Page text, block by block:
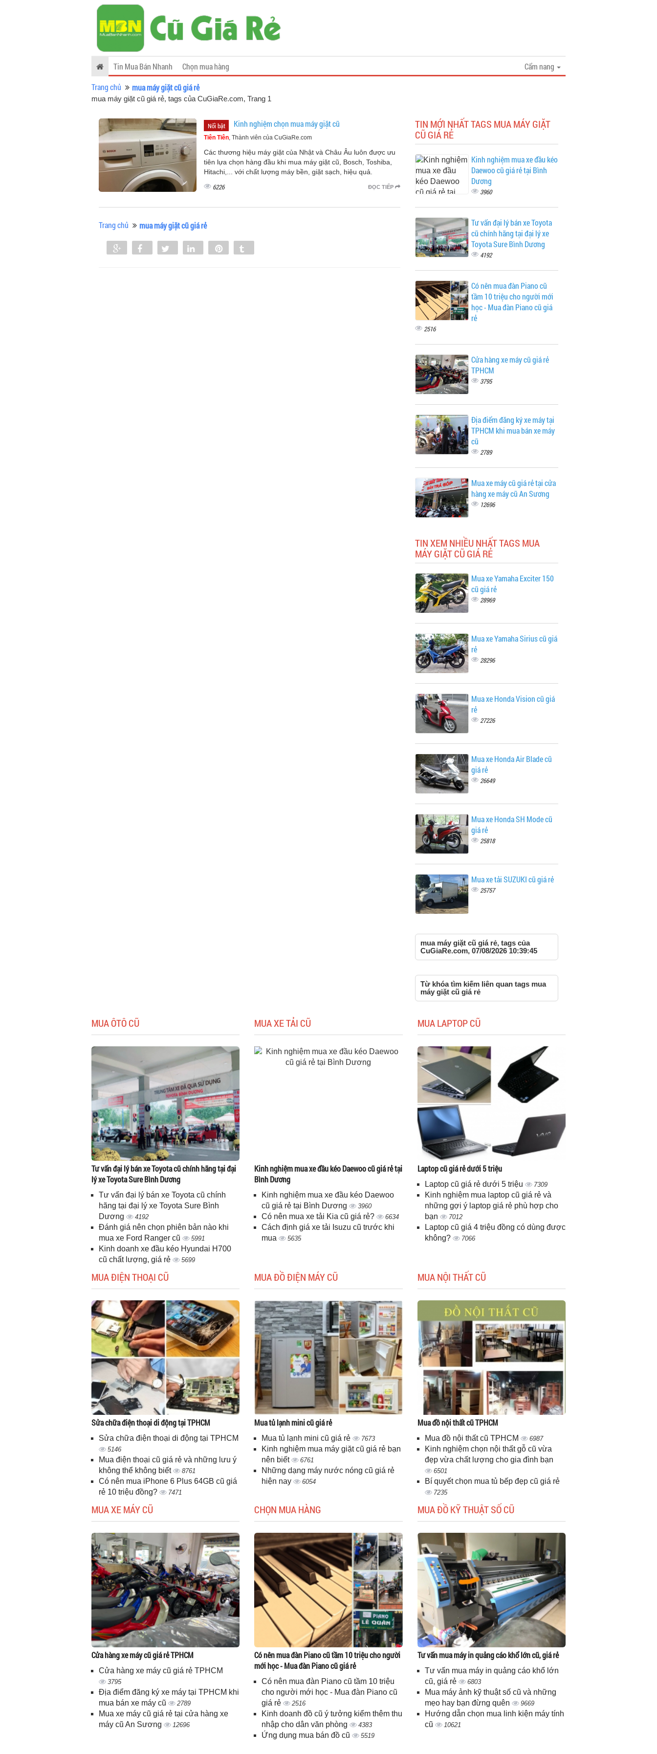
Cẩm nang
Tin Mua Bán Nhanh
Chọn mua hàng
Trang chủ
mua máy giặt cũ giá rẻ
mua máy giặt cũ giá rẻ, tags của CuGiaRe.com, Trang 1
Nổi bật Kinh nghiệm chọn mua máy giặt cũ
Tiên Tiên, Thành viên của CuGiaRe.com
Các thương hiệu máy giặt của Nhật và Châu Âu luôn được ưu
tiên lựa chọn hàng đầu khi mua máy giặt cũ, Bosch, Toshiba,
Hitachi,... với chất lượng máy bền, giặt sạch, hiệu quả.
ĐỌC TIẾP
6226
Trang chủ mua máy giặt cũ giá rẻ
Share Share Tweet Share
TIN MỚI NHẤT TAGS MUA MÁY GIẶT
CŨ GIÁ RẺ
Kinh nghiệm mua xe đầu kéo
Daewoo cũ giá rẻ tại Bình
Dương
3960
Tư vấn đại lý bán xe Toyota
cũ chính hãng tại đại lý xe
Toyota Sure Bình Dương
4192
Có nên mua đàn Piano cũ
tầm 10 triệu cho người mới
học - Mua đàn Piano cũ giá
rẻ
2516
Cửa hàng xe máy cũ giá rẻ
TPHCM
3795
Địa điểm đăng ký xe máy tại
TPHCM khi mua bán xe máy
cũ
2789
Mua xe máy cũ giá rẻ tại cửa
hàng xe máy cũ An Sương
12696
TIN XEM NHIỀU NHẤT TAGS MUA
MÁY GIẶT CŨ GIÁ RẺ
Mua xe Yamaha Exciter 150
cũ giá rẻ
28969
Mua xe Yamaha Sirius cũ giá
rẻ
28296
Mua xe Honda Vision cũ giá
rẻ
27226
Mua xe Honda Air Blade cũ
giá rẻ
26649
Mua xe Honda SH Mode cũ
giá rẻ
25818
Mua xe tải SUZUKI cũ giá rẻ
25757
mua máy giặt cũ giá rẻ, tags của
CuGiaRe.com, 07/08/2026 10:39:45
Từ khóa tìm kiếm liên quan tags mua
máy giặt cũ giá rẻ
MUA ÔTÔ CŨ
Tư vấn đại lý bán xe Toyota cũ chính hãng tại đại
lý xe Toyota Sure Bình Dương
Tư vấn đại lý bán xe Toyota cũ chính
hãng tại đại lý xe Toyota Sure Bình
Dương
4192
Đánh giá nên chọn phiên bản nào khi
mua xe Ford Ranger cũ
5991
Kinh doanh xe đầu kéo Hyundai H700
cũ chất lượng, giá rẻ
5699
MUA XE TẢI CŨ
Kinh nghiệm mua xe đầu kéo Daewoo cũ giá rẻ tại
Bình Dương
Kinh nghiệm mua xe đầu kéo Daewoo
cũ giá rẻ tại Bình Dương
3960
Có nên mua xe tải Kia cũ giá rẻ? 6634
Cách định giá xe tải Isuzu cũ trước khi
mua
5635
MUA LAPTOP CŨ
Laptop cũ giá rẻ dưới 5 triệu
Laptop cũ giá rẻ dưới 5 triệu 7309
Kinh nghiệm mua laptop cũ giá rẻ và
những gợi ý laptop giá rẻ phù hợp cho
bạn
7012
Laptop cũ giá 4 triệu đồng có dùng được
không?
7066
MUA ĐIỆN THOẠI CŨ
Sửa chữa điện thoại di động tại TPHCM
Sửa chữa điện thoại di động tại TPHCM
5146
Mua điện thoại cũ giá rẻ và những lưu ý
không thể không biết
8761
Có nên mua iPhone 6 Plus 64GB cũ giá
rẻ 10 triệu đồng?
7471
MUA ĐỒ ĐIỆN MÁY CŨ
Mua tủ lạnh mini cũ giá rẻ
Mua tủ lạnh mini cũ giá rẻ 7673
Kinh nghiệm mua máy giặt cũ giá rẻ bạn
nên biết
6761
Những dạng máy nước nóng cũ giá rẻ
hiện nay
6054
MUA NỘI THẤT CŨ
Mua đồ nội thất cũ TPHCM
Mua đồ nội thất cũ TPHCM 6987
Kinh nghiệm chọn nội thất gỗ cũ vừa
đẹp vừa chất lượng cho gia đình bạn
6501
Bí quyết chọn mua tủ bếp đẹp cũ giá rẻ
7235
MUA XE MÁY CŨ
Cửa hàng xe máy cũ giá rẻ TPHCM
Cửa hàng xe máy cũ giá rẻ TPHCM
3795
Địa điểm đăng ký xe máy tại TPHCM khi
mua bán xe máy cũ
2789
Mua xe máy cũ giá rẻ tại cửa hàng xe
máy cũ An Sương
12696
CHỌN MUA HÀNG
Có nên mua đàn Piano cũ tầm 10 triệu cho người
mới học - Mua đàn Piano cũ giá rẻ
Có nên mua đàn Piano cũ tầm 10 triệu
cho người mới học - Mua đàn Piano cũ
giá rẻ
2516
Kinh doanh đồ cũ ý tưởng kiểm thêm thu
nhập cho dân văn phòng
4383
Ứng dụng mua bán đồ cũ 5519
MUA ĐỒ KỸ THUẬT SỐ CŨ
Tư vấn mua máy in quảng cáo khổ lớn cũ, giá rẻ
Tư vấn mua máy in quảng cáo khổ lớn
cũ, giá rẻ
6803
Mua máy ảnh kỹ thuật số cũ và những
mẹo hay bạn đừng quên
9669
Hướng dẫn chọn mua linh kiện máy tính
cũ
10621